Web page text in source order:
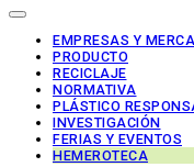
EMPRESAS Y
PRODUCTO
RECICLAJE
NORMATIVA
PLÁSTICO
INVESTIGACIÓN
FERIAS Y EVENTOS
HEMEROTECA